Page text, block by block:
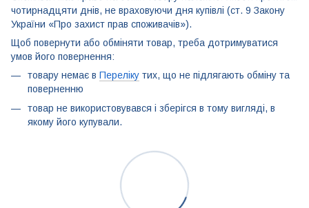
чотирнадцяти днів, не враховуючи дня купівлі (ст. 9 Закону
України «Про захист прав споживачів»).
Щоб повернути або обміняти товар, треба дотримуватися
умов його повернення:
товару немає в Переліку тих, що не підлягають обміну та
поверненню
товар не використовувався і зберігся в тому вигляді, в
якому його купували.